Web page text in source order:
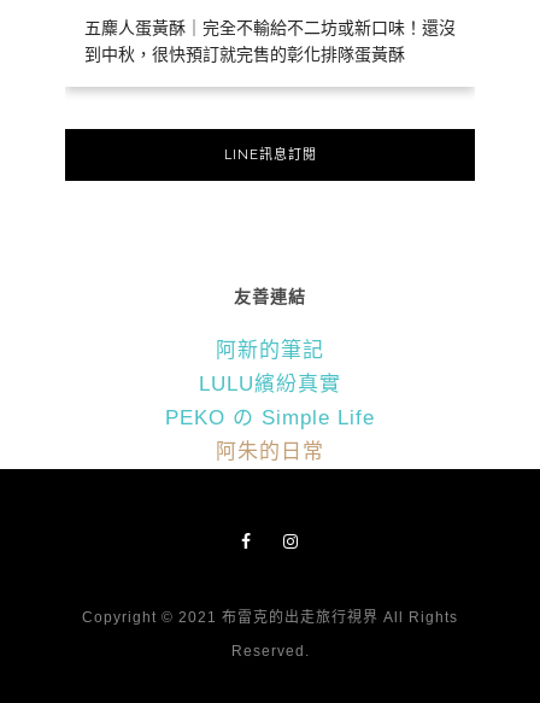
五麋人蛋黃酥｜完全不輸給不二坊或新口味！還沒
到中秋，很快預訂就完售的彰化排隊蛋黃酥
LINE訊息訂閱
友善連結
阿新的筆記
LULU繽紛真實
PEKO の Simple Life
阿朱的日常
Copyright © 2021 布雷克的出走旅行視界 All Rights
Reserved.